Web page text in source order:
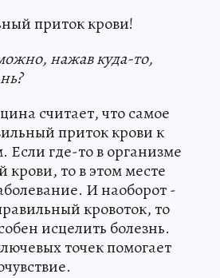
приток крови!
нажав куда-то,
считает, что самое
приток крови к
где-то в организме
крови, то в этом месте
И наоборот -
кровоток, то
исцелить болезнь.
точек помогает